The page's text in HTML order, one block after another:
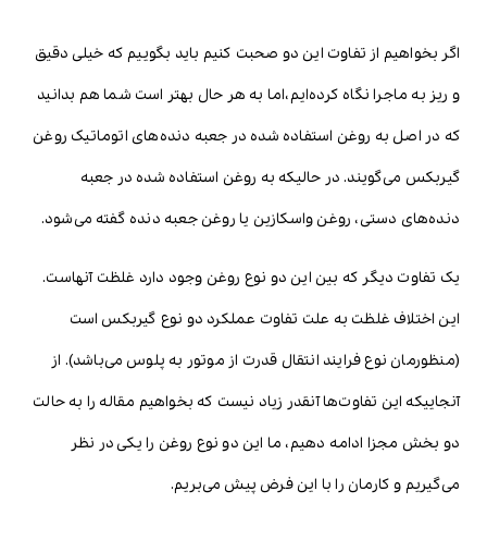
اگر بخواهیم از تفاوت این دو صحبت کنیم باید بگوییم که خیلی دقیق
و ریز به ماجرا نگاه کرده‌ایم،اما به هر حال بهتر است شما هم بدانید
که در اصل به روغن استفاده شده در جعبه دنده‌های اتوماتیک روغن
گیربکس می‌گویند. در حالیکه به روغن استفاده شده در جعبه
دنده‌‎های دستی، روغن واسکازین یا روغن جعبه دنده گفته می‌شود.
یک تفاوت دیگر که بین این دو نوع روغن وجود دارد غلظت آنهاست.
این اختلاف غلظت به علت تفاوت عملکرد دو نوع گیربکس است
(منظورمان نوع فرایند انتقال قدرت از موتور به پلوس می‌باشد). از
آنجاییکه این تفاوت‌ها آنقدر زیاد نیست که بخواهیم مقاله را به حالت
دو بخش مجزا ادامه دهیم، ما این دو نوع روغن را یکی در نظر
می‌گیریم و کارمان را با این فرض پیش می‌بریم.